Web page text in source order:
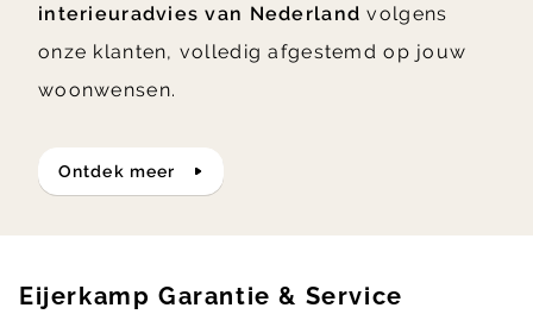
interieuradvies van Nederland volgens
onze klanten, volledig afgestemd op jouw
woonwensen.
ontdek meer
Eijerkamp Garantie & Service